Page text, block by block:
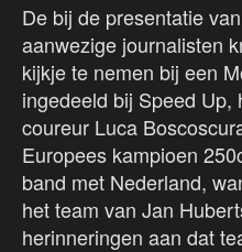
De bij de presentatie
aanwezige journalisten
kijkje te nemen bij een
ingedeeld bij Speed Up,
coureur Luca
Europees kampioen
band met Nederland,
het team van Jan
herinneringen aan dat